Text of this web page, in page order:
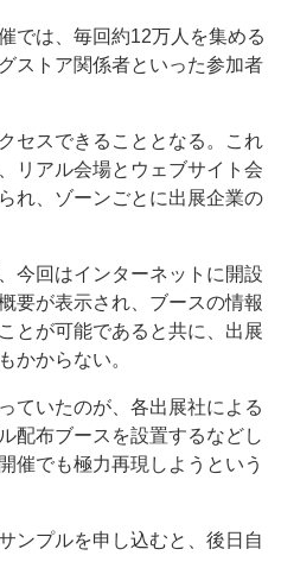
では、毎回約12万人を集める
ストア関係者といった参加者
セスできることとなる。これ
リアル会場とウェブサイト会
れ、ゾーンごとに出展企業の
今回はインターネットに開設
要が表示され、ブースの情報
とが可能であると共に、出展
かからない。
ていたのが、各出展社による
配布ブースを設置するなどし
催でも極力再現しようという
ンプルを申し込むと、後日自